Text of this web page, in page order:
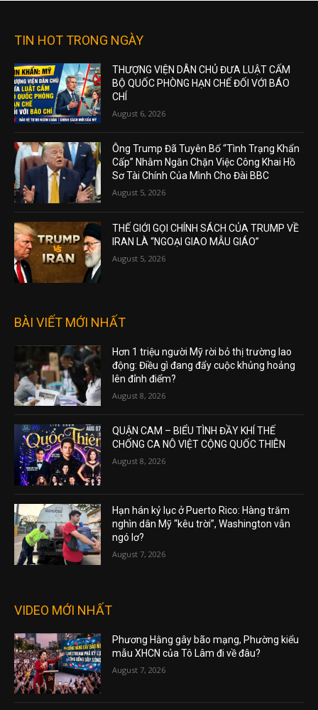
TIN HOT TRONG NGÀY
THƯỢNG VIỆN DÂN CHỦ ĐƯA LUẬT CẤM
BỘ QUỐC PHÒNG HẠN CHẾ ĐỐI VỚI BÁO
CHÍ
August 6, 2026
Ông Trump Đã Tuyên Bố “Tình Trạng Khẩn
Cấp” Nhằm Ngăn Chặn Việc Công Khai Hồ
Sơ Tài Chính Của Mình Cho Đài BBC
August 5, 2026
THẾ GIỚI GỌI CHÍNH SÁCH CỦA TRUMP VỀ
IRAN LÀ “NGOẠI GIAO MẪU GIÁO”
August 5, 2026
BÀI VIẾT MỚI NHẤT
Hơn 1 triệu người Mỹ rời bỏ thị trường lao
động: Điều gì đang đẩy cuộc khủng hoảng
lên đỉnh điểm?
August 8, 2026
QUẬN CAM – BIỂU TÌNH ĐẦY KHÍ THẾ
CHỐNG CA NÔ VIỆT CỘNG QUỐC THIÊN
August 8, 2026
Hạn hán kỷ lục ở Puerto Rico: Hàng trăm
nghìn dân Mỹ “kêu trời”, Washington vẫn
ngó lơ?
August 7, 2026
VIDEO MỚI NHẤT
Phương Hằng gây bão mạng, Phường kiểu
mẫu XHCN của Tô Lâm đi về đâu?
August 7, 2026